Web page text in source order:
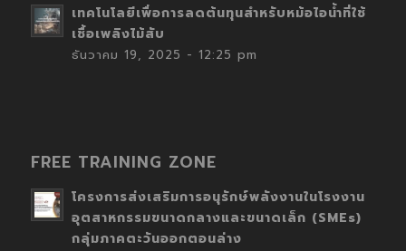
เทคโนโลยีเพื่อการลดต้นทุนสำหรับหม้อไอน้ำที่ใช้
เชื้อเพลิงไม้สับ
ธันวาคม 19, 2025 - 12:25 pm
FREE TRAINING ZONE
โครงการส่งเสริมการอนุรักษ์พลังงานในโรงงาน
อุตสาหกรรมขนาดกลางและขนาดเล็ก (SMEs)
กลุ่มภาคตะวันออกตอนล่าง